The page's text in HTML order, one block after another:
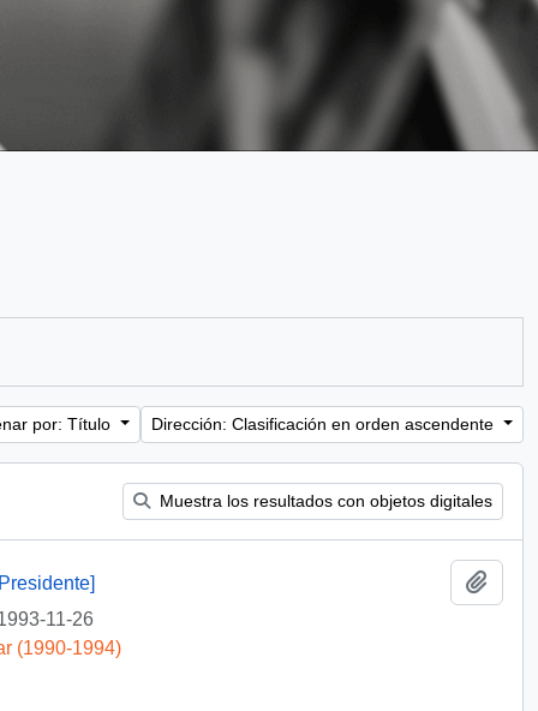
por: Título Dirección: Clasificación en orden ascendente
Muestra los resultados con objetos digitales
11-26
(1990-1994)